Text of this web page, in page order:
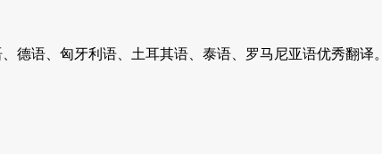
语、匈牙利语、土耳其语、泰语、罗马尼亚语优秀翻译。